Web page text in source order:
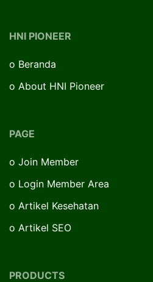
HNI PIONEER
o Beranda
o About HNI Pioneer
PAGE
o Join Member
o Login Member Area
o Artikel Kesehatan
o Artikel SEO
PRODUCTS